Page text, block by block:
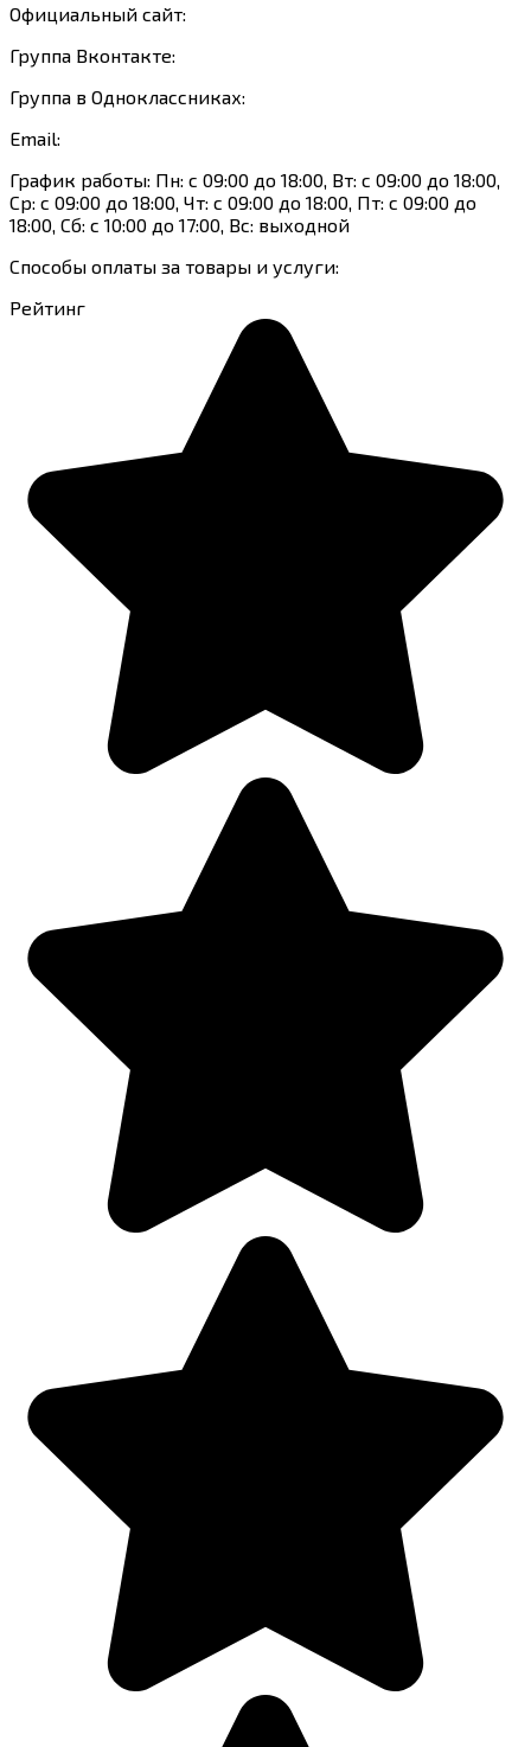
Официальный сайт:
Группа Вконтакте:
Группа в Одноклассниках:
Email:
График работы: Пн: с 09:00 до 18:00, Вт: с 09:00 до 18:00,
Ср: с 09:00 до 18:00, Чт: с 09:00 до 18:00, Пт: с 09:00 до
18:00, Сб: с 10:00 до 17:00, Вс: выходной
Способы оплаты за товары и услуги:
Рейтинг